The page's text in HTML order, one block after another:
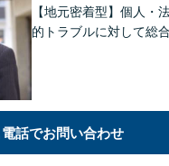
【地元密着型】個人・
的トラブルに対して総
電話でお問い合わせ